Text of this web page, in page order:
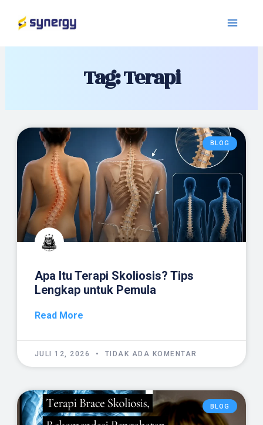
Tag: Terapi
BLOG
Apa Itu Terapi Skoliosis? Tips
Lengkap untuk Pemula
Read More
JULI 12, 2026 TIDAK ADA KOMENTAR
BLOG